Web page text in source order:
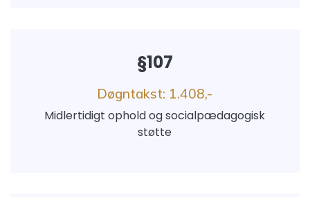
§107
Døgntakst: 1.408,-
Midlertidigt ophold og socialpædagogisk
støtte